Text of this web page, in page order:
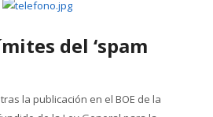
del ‘spam
la publicación en el BOE de la